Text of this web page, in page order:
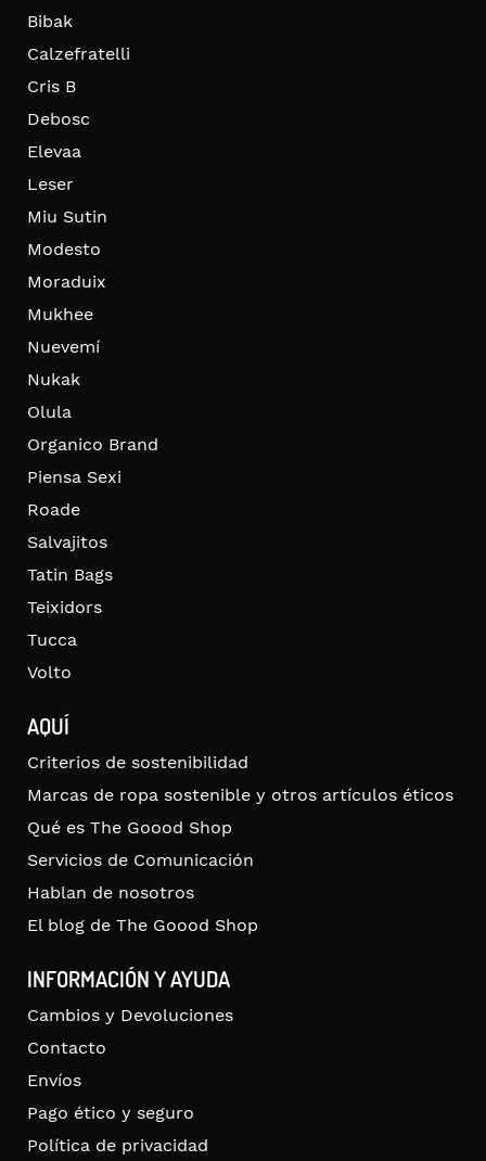
Bibak
Calzefratelli
Cris B
Debosc
Elevaa
Leser
Miu Sutin
Modesto
Moraduix
Mukhee
Nuevemí
Nukak
Olula
Organico Brand
Piensa Sexi
Roade
Salvajitos
Tatin Bags
Teixidors
Tucca
Volto
AQUÍ
Criterios de sostenibilidad
Marcas de ropa sostenible y otros artículos éticos
Qué es The Goood Shop
Servicios de Comunicación
Hablan de nosotros
El blog de The Goood Shop
INFORMACIÓN Y AYUDA
Cambios y Devoluciones
Contacto
Envíos
Pago ético y seguro
Política de privacidad